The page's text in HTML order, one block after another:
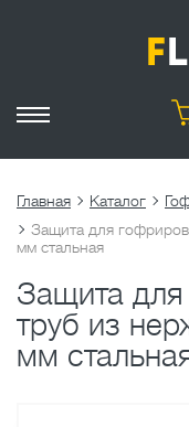
Главная Каталог
Защита для
мм стальная
Защита
труб из
мм